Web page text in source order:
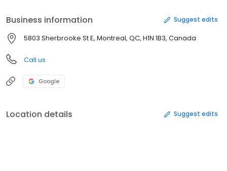
Business information Suggest edits
5803 Sherbrooke St E, Montreal, QC, H1N 1B3, Canada
Call us
Google
Location details Suggest edits